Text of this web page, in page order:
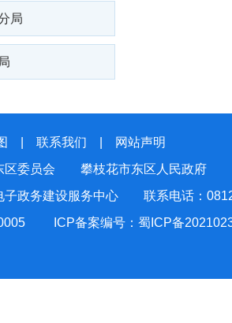
局
联系我们
网站声明
区委员会 攀枝花市东区人民政府
子政务建设服务中心 联系电话：
ICP备案编号：蜀ICP备